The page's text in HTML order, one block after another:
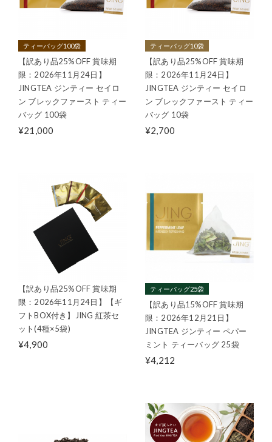
ティーバッグ100袋
【訳あり品25%OFF 賞味期
限：2026年11月24日】
JINGTEA ジンティー セイロ
ン ブレックファースト ティー
バッグ 100袋
¥21,000
ティーバッグ10袋
【訳あり品25%OFF 賞味期
限：2026年11月24日】
JINGTEA ジンティー セイロ
ン ブレックファースト ティー
バッグ 10袋
¥2,700
【訳あり品25%OFF 賞味期
限：2026年11月24日】【ギ
フトBOX付き】JING 紅茶セ
ット(4種×5袋)
¥4,900
ティーバッグ25袋
【訳あり品15%OFF 賞味期
限：2026年12月21日】
JINGTEA ジンティー ペパー
ミント ティーバッグ 25袋
¥4,212